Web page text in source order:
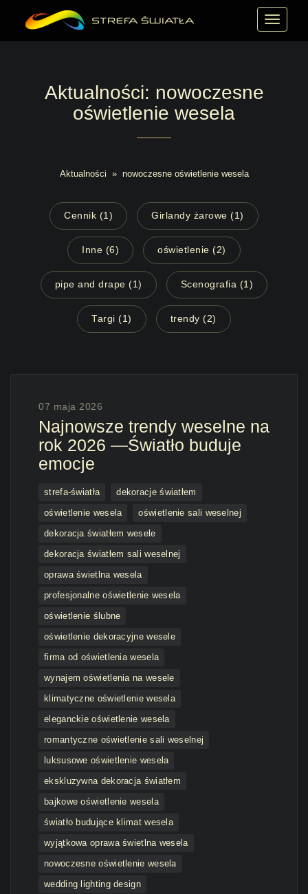
MENU
Aktualności: nowoczesne
oświetlenie wesela
Aktualności » nowoczesne oświetlenie wesela
Cennik (1) Girlandy żarowe (1)
Inne (6) oświetlenie (2)
pipe and drape (1) Scenografia (1)
Targi (1) trendy (2)
07 maja 2026
Najnowsze trendy weselne na
rok 2026 —Światło buduje
emocje
strefa-światła
dekoracje światłem
oświetlenie wesela
oświetlenie sali weselnej
dekoracja światłem wesele
dekoracja światłem sali weselnej
oprawa świetlna wesela
profesjonalne oświetlenie wesela
oświetlenie ślubne
oświetlenie dekoracyjne wesele
firma od oświetlenia wesela
wynajem oświetlenia na wesele
klimatyczne oświetlenie wesela
eleganckie oświetlenie wesela
romantyczne oświetlenie sali weselnej
luksusowe oświetlenie wesela
ekskluzywna dekoracja światłem
bajkowe oświetlenie wesela
światło budujące klimat wesela
wyjątkowa oprawa świetlna wesela
nowoczesne oświetlenie wesela
wedding lighting design